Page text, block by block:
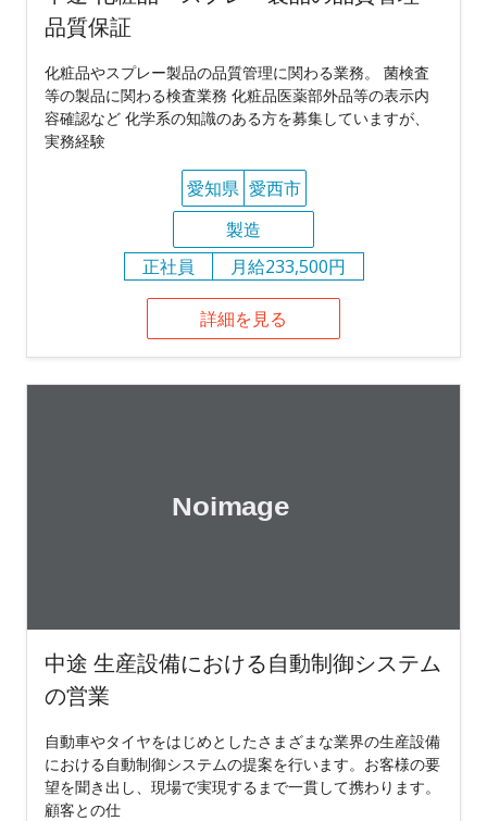
品質保証
化粧品やスプレー製品の品質管理に関わる業務。 菌検査
等の製品に関わる検査業務 化粧品医薬部外品等の表示内
容確認など 化学系の知識のある方を募集していますが、
実務経験
愛知県 愛西市
製造
正社員
月給233,500円
詳細を見る
中途 生産設備における自動制御システム
の営業
自動車やタイヤをはじめとしたさまざまな業界の生産設備
における自動制御システムの提案を行います。お客様の要
望を聞き出し、現場で実現するまで一貫して携わります。
顧客との仕